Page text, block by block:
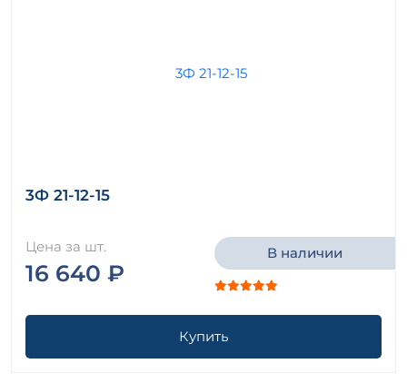
3Ф 21-12-15
Цена за шт.
16 640 ₽
В наличии
Купить